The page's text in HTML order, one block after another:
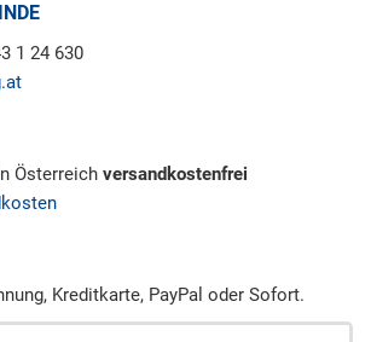
1 24 630
Österreich versandkostenfrei
Kreditkarte, PayPal oder Sofort.